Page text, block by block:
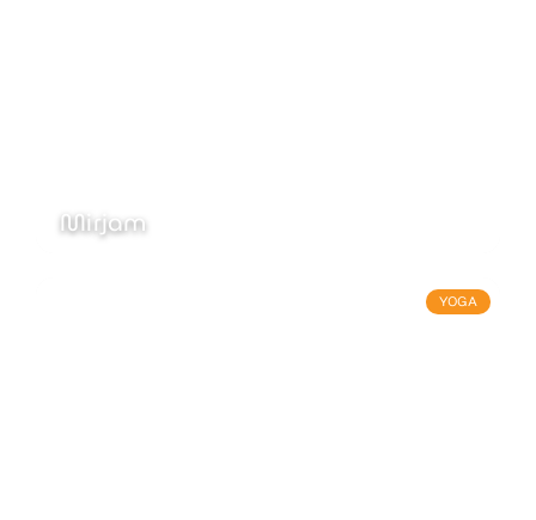
Mirjam
YOGA